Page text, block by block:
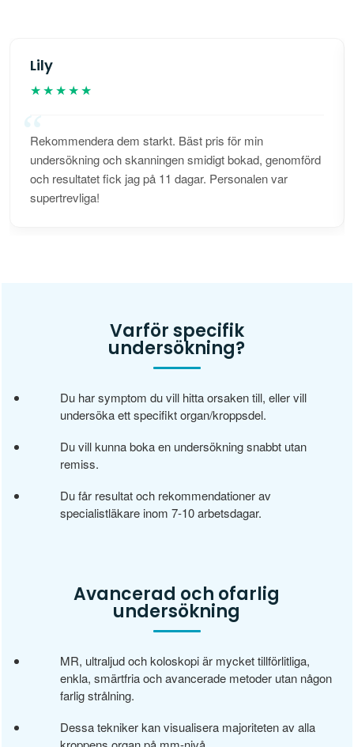
Lily
★★★★★
Rekommendera dem starkt. Bäst pris för min
undersökning och skanningen smidigt bokad, genomförd
och resultatet fick jag på 11 dagar. Personalen var
supertrevliga!
Varför specifik
undersökning?
Du har symptom du vill hitta orsaken till, eller vill
undersöka ett specifikt organ/kroppsdel.
Du vill kunna boka en undersökning snabbt utan
remiss.
Du får resultat och rekommendationer av
specialistläkare inom 7-10 arbetsdagar.
Avancerad och ofarlig
undersökning
MR, ultraljud och koloskopi är mycket tillförlitliga,
enkla, smärtfria och avancerade metoder utan någon
farlig strålning.
Dessa tekniker kan visualisera majoriteten av alla